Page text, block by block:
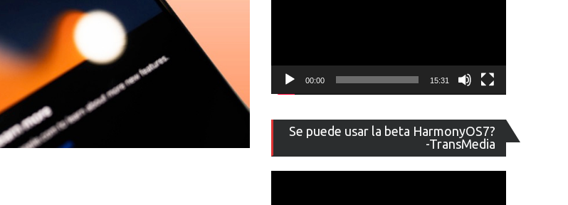
00:00 15:31
Se puede usar la beta HarmonyOS7?
-TransMedia
de
vídeo